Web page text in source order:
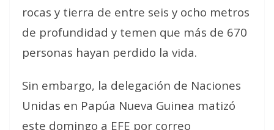
rocas y tierra de entre seis y ocho metros
de profundidad y temen que más de 670
personas hayan perdido la vida.
Sin embargo, la delegación de Naciones
Unidas en Papúa Nueva Guinea matizó
este domingo a EFE por correo